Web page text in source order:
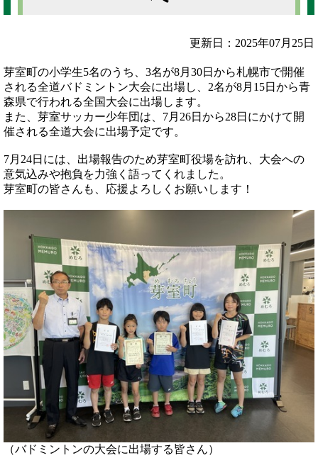
更新日：2025年07月25日
芽室町の小学生5名のうち、3名が8月30日から札幌市で開催
される全道バドミントン大会に出場し、2名が8月15日から青
森県で行われる全国大会に出場します。
また、芽室サッカー少年団は、7月26日から28日にかけて開
催される全道大会に出場予定です。
7月24日には、出場報告のため芽室町役場を訪れ、大会への
意気込みや抱負を力強く語ってくれました。
芽室町の皆さんも、応援よろしくお願いします！
（バドミントンの大会に出場する皆さん）